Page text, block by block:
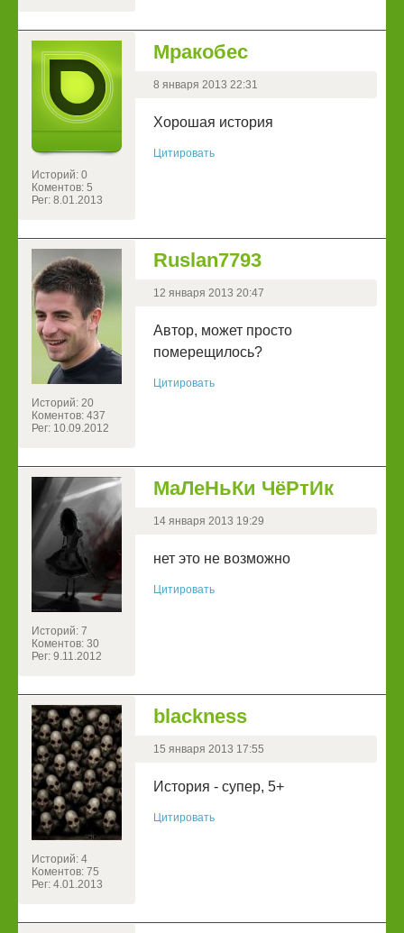
Историй: 0
Коментов: 5
Рег: 8.01.2013
Мракобес
8 января 2013 22:31
Хорошая история
Цитировать
Историй: 20
Коментов: 437
Рег: 10.09.2012
Ruslan7793
12 января 2013 20:47
Автор, может просто
померещилось?
Цитировать
Историй: 7
Коментов: 30
Рег: 9.11.2012
МаЛеНьКи ЧёРтИк
14 января 2013 19:29
нет это не возможно
Цитировать
Историй: 4
Коментов: 75
Рег: 4.01.2013
blackness
15 января 2013 17:55
История - супер, 5+
Цитировать